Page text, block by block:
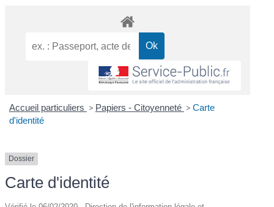
Accueil particuliers > Papiers - Citoyenneté > Carte
d'identité
Dossier
Carte d'identité